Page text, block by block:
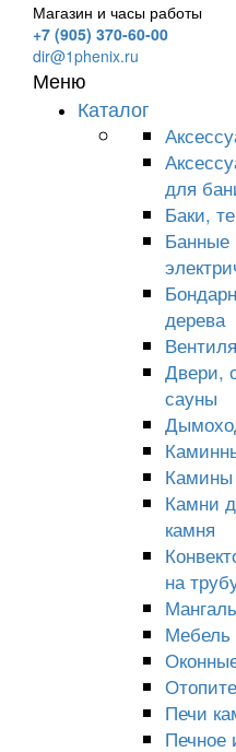
Магазин и часы работы
+7 (905) 370-60-00
dir@1phenix.ru
Меню
Каталог
для
Баки,
Банные
дерева
Двери,
сауны
Камины
Камни
камня
на
Мебель
Печи
Печное